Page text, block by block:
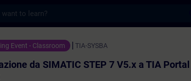
STEP 7 V5.x a TIA Portal
Event - Classroom TIA-SYSBA
da SIMATIC STEP 7 V5.x a TIA